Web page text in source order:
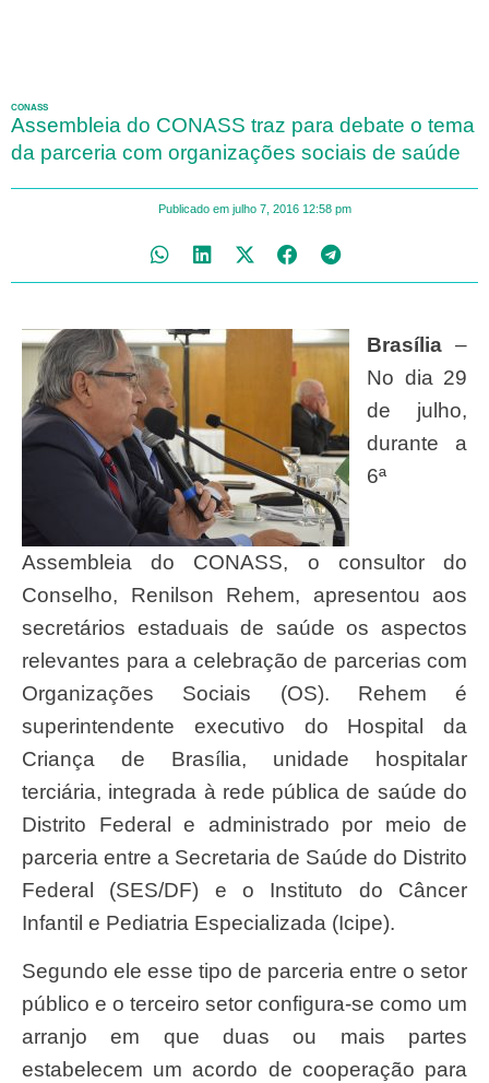
CONASS
Assembleia do CONASS traz para debate o tema
da parceria com organizações sociais de saúde
Publicado em julho 7, 2016 12:58 pm
Brasília –
No dia 29
de julho,
durante a
6ª
Assembleia do CONASS, o consultor do
Conselho, Renilson Rehem, apresentou aos
secretários estaduais de saúde os aspectos
relevantes para a celebração de parcerias com
Organizações Sociais (OS). Rehem é
superintendente executivo do Hospital da
Criança de Brasília, unidade hospitalar
terciária, integrada à rede pública de saúde do
Distrito Federal e administrado por meio de
parceria entre a Secretaria de Saúde do Distrito
Federal (SES/DF) e o Instituto do Câncer
Infantil e Pediatria Especializada (Icipe).
Segundo ele esse tipo de parceria entre o setor
público e o terceiro setor configura-se como um
arranjo em que duas ou mais partes
estabelecem um acordo de cooperação para